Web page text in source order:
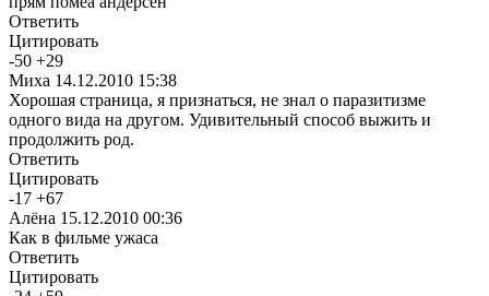
Ответить
Цитировать
-50 +29
Миха 14.12.2010 15:38
Хорошая страница, я признаться, не знал о паразитизме
одного вида на другом. Удивительный способ выжить и
продолжить род.
Ответить
Цитировать
-17 +67
Алёна 15.12.2010 00:36
Как в фильме ужаса
Ответить
Цитировать